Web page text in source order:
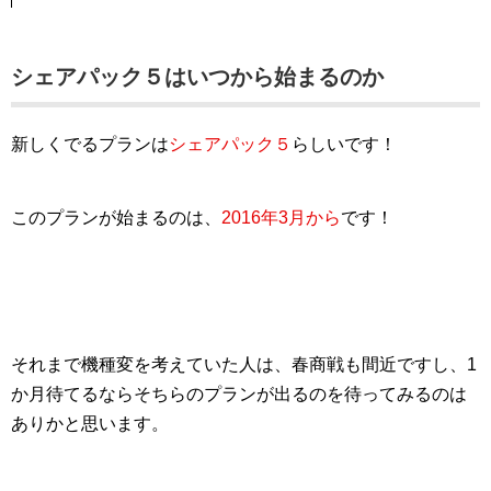
シェアパック５はいつから始まるのか
新しくでるプランはシェアパック５ らしいです！
このプランが始まるのは、 2016年3月からです！
それまで機種変を考えていた人は、春商戦も間近ですし、1
か月待てるならそちらのプランが出るのを待ってみるのは
ありかと思います。